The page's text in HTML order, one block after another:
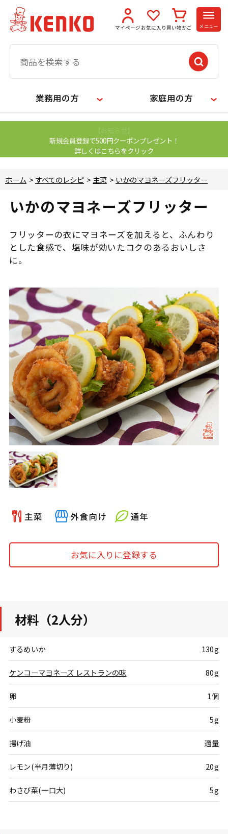
マイページ お気に入り 買い物かご メニュー
業務用の方 家庭用の方
【お知らせ】
新規会員登録で500円クーポンプレゼント！
詳しくはこちらをクリック
ホーム > すべてのレシピ > 主菜 > いかのマヨネーズフリッター
いかのマヨネーズフリッター
フリッターの衣にマヨネーズを加えると、ふんわり
とした食感で、塩味が効いたコクのあるおいしさ
に。
お気に入りに登録する
材料（2人分）
するめいか 130g
ケンコーマヨネーズ レストランの味 80g
卵 1個
小麦粉 5g
揚げ油 適量
レモン(半月薄切り) 20g
わさび菜(一口大) 5g